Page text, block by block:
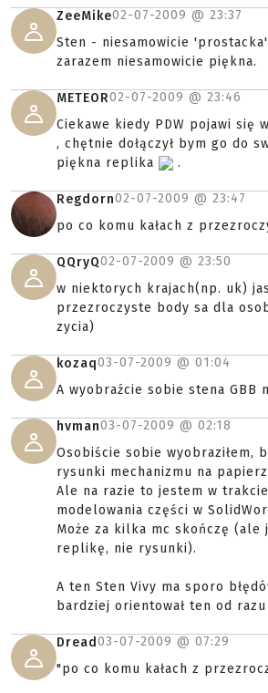
ZeeMike02-07-2009 @ 23:37
Sten - niesamowicie
zarazem niesamowicie piękna.
METEOR02-07-2009 @ 23:46
Ciekawe kiedy PDW pojawi się
, chętnie dołączył bym go do
piękna replika
.
Regdorn02-07-2009 @ 23:47
po co komu kałach z
QQryQ02-07-2009 @ 23:50
w niektorych krajach(np. uk)
przezroczyste body sa dla
zycia)
kozaq03-07-2009 @ 01:04
A wyobraźcie sobie stena GBB
hvman03-07-2009 @ 02:18
Osobiście sobie wyobraziłem,
rysunki mechanizmu na
Ale na razie to jestem w
modelowania części w
Może za kilka mc skończę (ale
replikę, nie rysunki).
A ten Sten Vivy ma sporo
bardziej orientował ten od razu
Dread03-07-2009 @ 07:29
"po co komu kałach z